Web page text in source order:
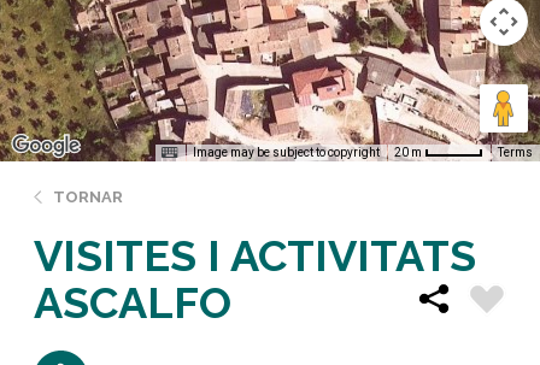
Image may be subject to copyright 20 m Terms
TORNAR
VISITES I ACTIVITATS
ASCALFO